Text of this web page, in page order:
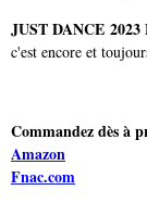
JUST DANCE
c'est encore et
Commandez dès à
Amazon
Fnac.com